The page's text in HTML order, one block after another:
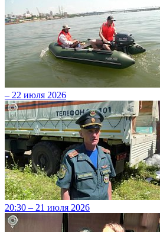
– 22 июля 2026
20:30 – 21 июля 2026